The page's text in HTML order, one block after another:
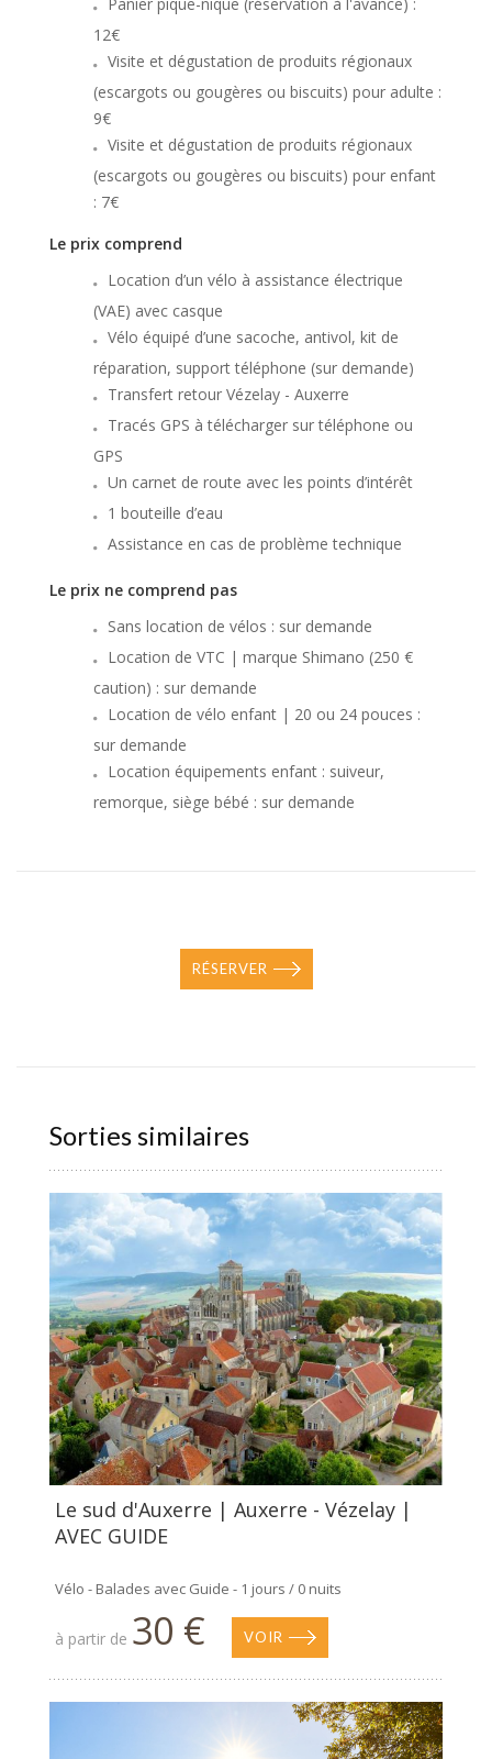
Panier pique-nique (réservation à l'avance) :
12€
Visite et dégustation de produits régionaux
(escargots ou gougères ou biscuits) pour adulte :
9€
Visite et dégustation de produits régionaux
(escargots ou gougères ou biscuits) pour enfant
: 7€
Le prix comprend
Location d’un vélo à assistance électrique
(VAE) avec casque
Vélo équipé d’une sacoche, antivol, kit de
réparation, support téléphone (sur demande)
Transfert retour Vézelay - Auxerre
Tracés GPS à télécharger sur téléphone ou
GPS
Un carnet de route avec les points d’intérêt
1 bouteille d’eau
Assistance en cas de problème technique
Le prix ne comprend pas
Sans location de vélos : sur demande
Location de VTC | marque Shimano (250 €
caution) : sur demande
Location de vélo enfant | 20 ou 24 pouces :
sur demande
Location équipements enfant : suiveur,
remorque, siège bébé : sur demande
RÉSERVER
Sorties similaires
Le sud d'Auxerre | Auxerre - Vézelay |
AVEC GUIDE
Vélo - Balades avec Guide - 1 jours / 0 nuits
à partir de 30 € VOIR